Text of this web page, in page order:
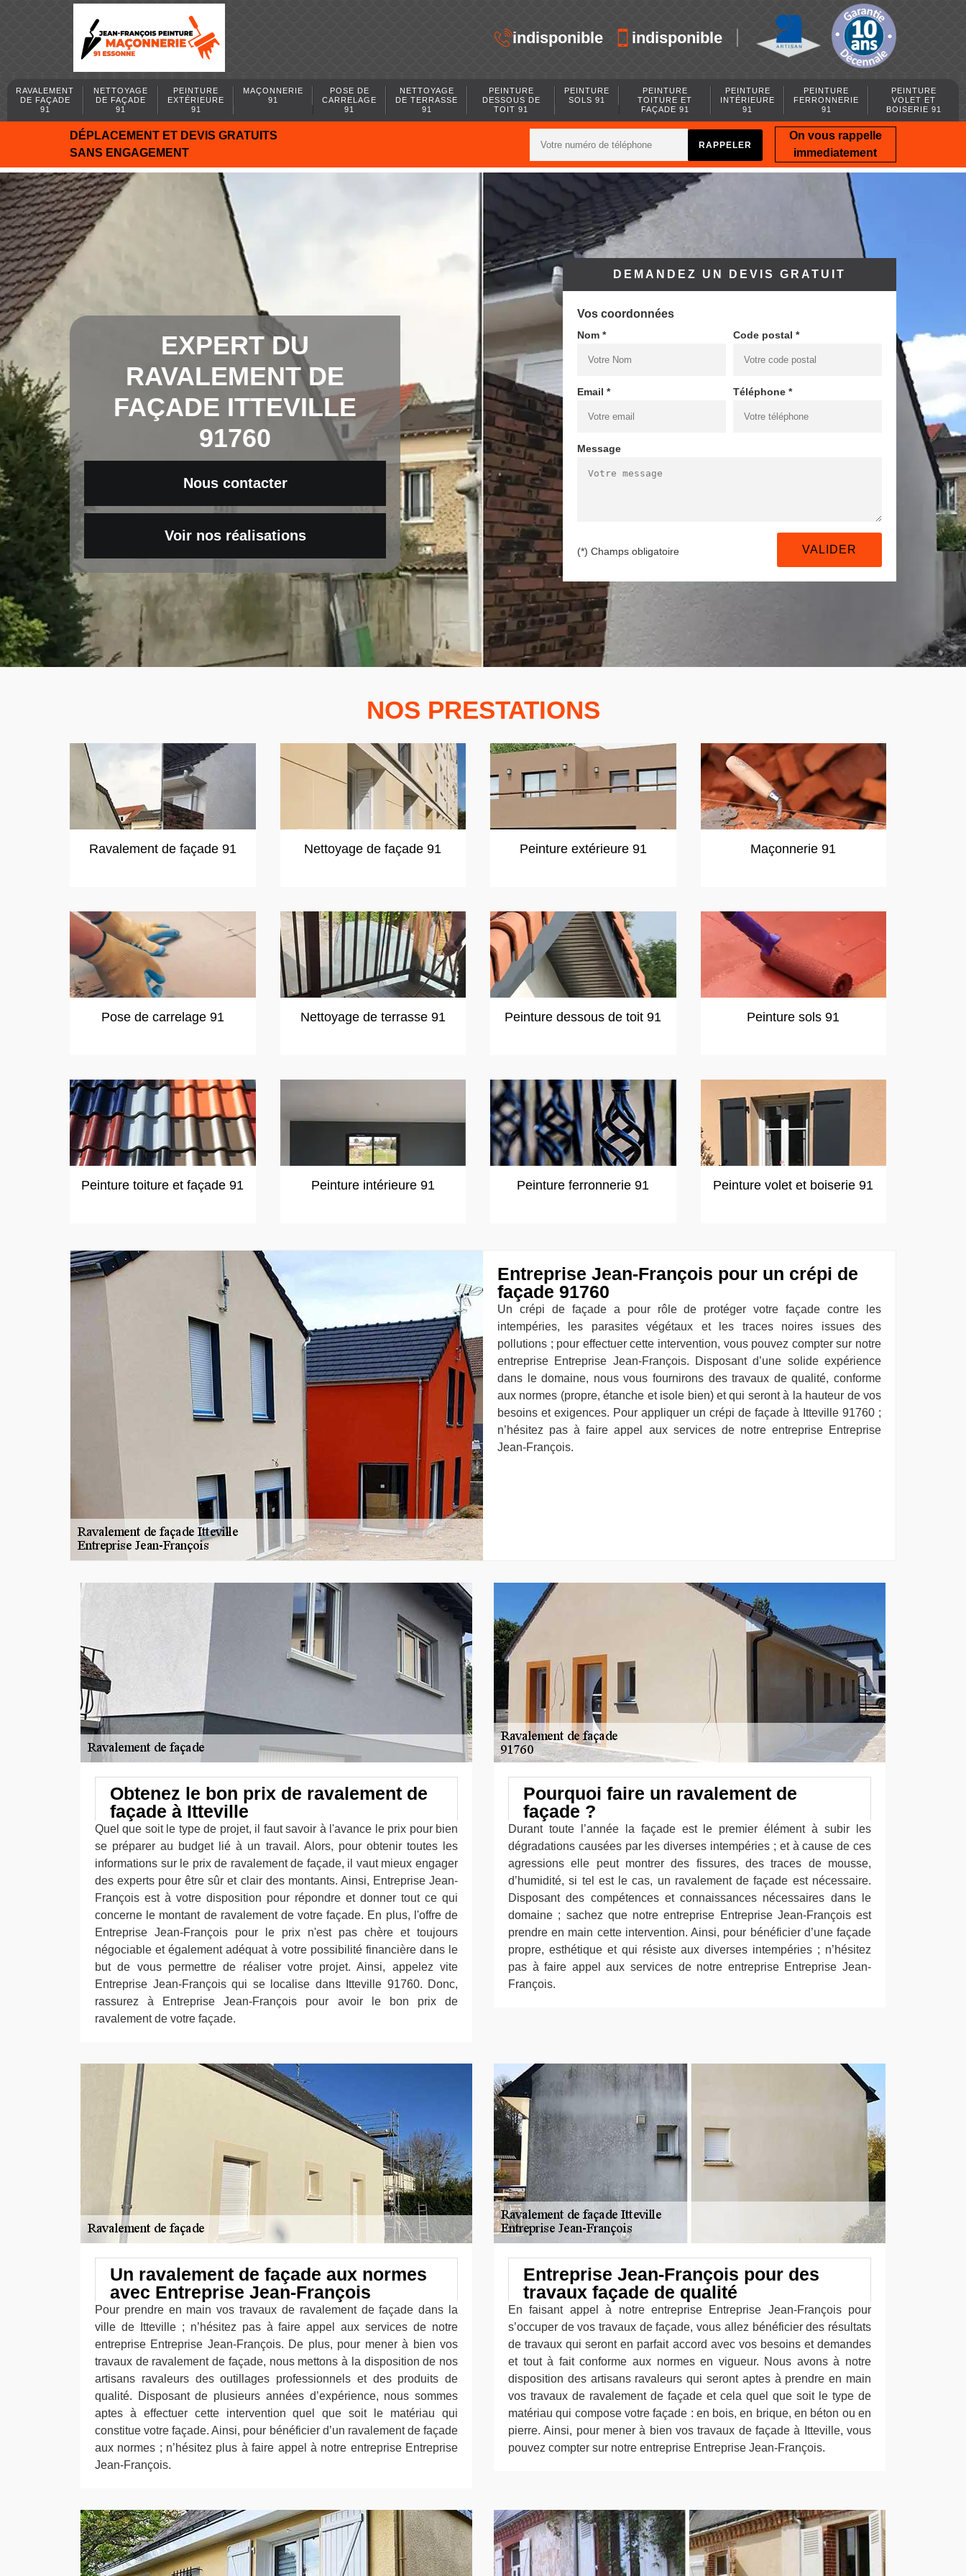
indisponible indisponible
RAVALEMENT
DE FAÇADE
91
NETTOYAGE
DE FAÇADE
91
PEINTURE
EXTÉRIEURE
91
MAÇONNERIE
91
POSE DE
CARRELAGE
91
NETTOYAGE
DE TERRASSE
91
PEINTURE
DESSOUS DE
TOIT 91
PEINTURE
SOLS 91
PEINTURE
TOITURE ET
FAÇADE 91
PEINTURE
INTÉRIEURE
91
PEINTURE
FERRONNERIE
91
PEINTURE
VOLET ET
BOISERIE 91
DÉPLACEMENT ET DEVIS GRATUITS
SANS ENGAGEMENT
On vous rappelle
immediatement
EXPERT DU
RAVALEMENT DE
FAÇADE ITTEVILLE
91760
Nous contacter
Voir nos réalisations
DEMANDEZ UN DEVIS GRATUIT
Vos coordonnées
Nom * Code postal *
Email * Téléphone *
Message
(*) Champs obligatoire
NOS PRESTATIONS
Ravalement de façade 91 Nettoyage de façade 91 Peinture extérieure 91 Maçonnerie 91
Pose de carrelage 91 Nettoyage de terrasse 91 Peinture dessous de toit 91 Peinture sols 91
Peinture toiture et façade 91 Peinture intérieure 91 Peinture ferronnerie 91 Peinture volet et boiserie 91
Entreprise Jean-François pour un crépi de
façade 91760
Un crépi de façade a pour rôle de protéger votre façade contre les
intempéries, les parasites végétaux et les traces noires issues des
pollutions ; pour effectuer cette intervention, vous pouvez compter sur notre
entreprise Entreprise Jean-François. Disposant d’une solide expérience
dans le domaine, nous vous fournirons des travaux de qualité, conforme
aux normes (propre, étanche et isole bien) et qui seront à la hauteur de vos
besoins et exigences. Pour appliquer un crépi de façade à Itteville 91760 ;
n’hésitez pas à faire appel aux services de notre entreprise Entreprise
Jean-François.
Obtenez le bon prix de ravalement de
façade à Itteville
Quel que soit le type de projet, il faut savoir à l'avance le prix pour bien
se préparer au budget lié à un travail. Alors, pour obtenir toutes les
informations sur le prix de ravalement de façade, il vaut mieux engager
des experts pour être sûr et clair des montants. Ainsi, Entreprise Jean-
François est à votre disposition pour répondre et donner tout ce qui
concerne le montant de ravalement de votre façade. En plus, l'offre de
Entreprise Jean-François pour le prix n'est pas chère et toujours
négociable et également adéquat à votre possibilité financière dans le
but de vous permettre de réaliser votre projet. Ainsi, appelez vite
Entreprise Jean-François qui se localise dans Itteville 91760. Donc,
rassurez à Entreprise Jean-François pour avoir le bon prix de
ravalement de votre façade.
Pourquoi faire un ravalement de
façade ?
Durant toute l’année la façade est le premier élément à subir les
dégradations causées par les diverses intempéries ; et à cause de ces
agressions elle peut montrer des fissures, des traces de mousse,
d’humidité, si tel est le cas, un ravalement de façade est nécessaire.
Disposant des compétences et connaissances nécessaires dans le
domaine ; sachez que notre entreprise Entreprise Jean-François est
prendre en main cette intervention. Ainsi, pour bénéficier d’une façade
propre, esthétique et qui résiste aux diverses intempéries ; n’hésitez
pas à faire appel aux services de notre entreprise Entreprise Jean-
François.
Un ravalement de façade aux normes
avec Entreprise Jean-François
Pour prendre en main vos travaux de ravalement de façade dans la
ville de Itteville ; n’hésitez pas à faire appel aux services de notre
entreprise Entreprise Jean-François. De plus, pour mener à bien vos
travaux de ravalement de façade, nous mettons à la disposition de nos
artisans ravaleurs des outillages professionnels et des produits de
qualité. Disposant de plusieurs années d’expérience, nous sommes
aptes à effectuer cette intervention quel que soit le matériau qui
constitue votre façade. Ainsi, pour bénéficier d’un ravalement de façade
aux normes ; n’hésitez plus à faire appel à notre entreprise Entreprise
Jean-François.
Entreprise Jean-François pour des
travaux façade de qualité
En faisant appel à notre entreprise Entreprise Jean-François pour
s’occuper de vos travaux de façade, vous allez bénéficier des résultats
de travaux qui seront en parfait accord avec vos besoins et demandes
et tout à fait conforme aux normes en vigueur. Nous avons à notre
disposition des artisans ravaleurs qui seront aptes à prendre en main
vos travaux de ravalement de façade et cela quel que soit le type de
matériau qui compose votre façade : en bois, en brique, en béton ou en
pierre. Ainsi, pour mener à bien vos travaux de façade à Itteville, vous
pouvez compter sur notre entreprise Entreprise Jean-François.